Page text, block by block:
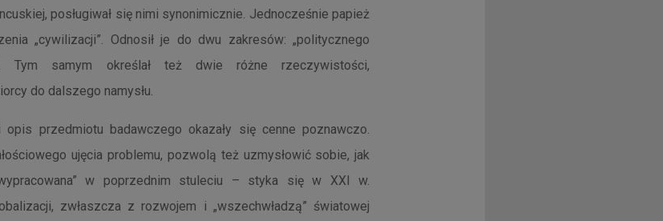
posługiwał się nimi synonimicznie. Jednocześnie papież
„cywilizacji”. Odnosił je do dwu zakresów: „politycznego
Tym samym określał też dwie różne rzeczywistości,
do dalszego namysłu.
przedmiotu badawczego okazały się cenne poznawczo.
ujęcia problemu, pozwolą też uzmysłowić sobie, jak
w poprzednim stuleciu – styka się w XXI w.
zwłaszcza z rozwojem i „wszechwładzą” światowej